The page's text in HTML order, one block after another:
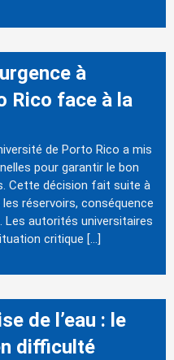
à
Rico face à la
de Porto Rico a mis
pour garantir le bon
Cette décision fait suite à
réservoirs, conséquence
Les autorités universitaires
critique […]
de l’eau : le
difficulté